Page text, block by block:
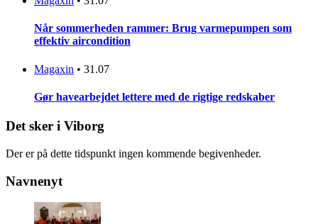
Når sommerheden rammer: Brug varmepumpen som
effektiv aircondition
Magaxin • 31.07
Gør havearbejdet lettere med de rigtige redskaber
Det sker i Viborg
Der er på dette tidspunkt ingen kommende begivenheder.
Navnenyt